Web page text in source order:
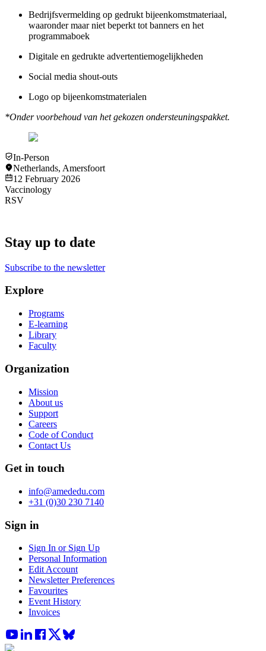
Bedrijfsvermelding op gedrukt bijeenkomstmateriaal,
waaronder maar niet beperkt tot banners en het
programmaboek
Digitale en gedrukte advertentiemogelijkheden
Social media shout-outs
Logo op bijeenkomstmaterialen
*Onder voorbehoud van het gekozen ondersteuningspakket.
In-Person
Netherlands, Amersfoort
12 February 2026
Vaccinology
RSV
Stay up to date
Subscribe to the newsletter
Explore
Programs
E-learning
Library
Faculty
Organization
Mission
About us
Support
Careers
Code of Conduct
Contact Us
Get in touch
info@amededu.com
+31 (0)30 230 7140
Sign in
Sign In or Sign Up
Personal Information
Edit Account
Newsletter Preferences
Favourites
Event History
Invoices